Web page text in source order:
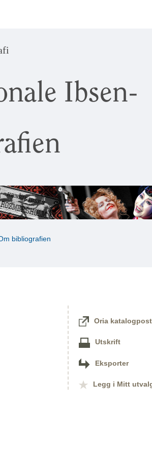
Ibsen-
bibliografien
Oria katalogpost
Utskrift
Eksporter
Legg i Mitt